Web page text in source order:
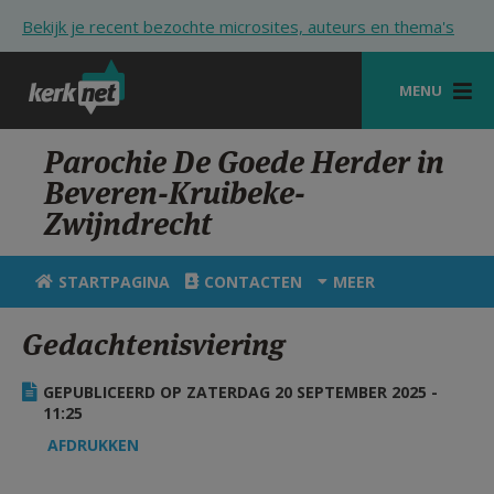
Bekijk je recent bezochte microsites, auteurs en thema's
MENU
STARTPAGINA
KERK
VIERINGEN
SHOP
ZOEKEN
HULP
STARTPAGINA PORTAAL
Parochie De Goede Herder in
Beveren-Kruibeke-
Zwijndrecht
STARTPAGINA CONTACTEN MEER
Gedachtenisviering
GEPUBLICEERD OP ZATERDAG 20 SEPTEMBER 2025 -
11:25
AFDRUKKEN